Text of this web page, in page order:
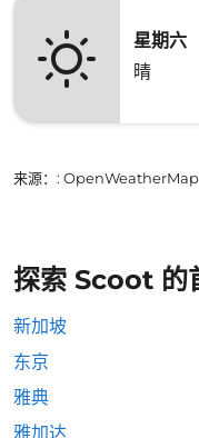
星期六
晴
来源： :
探索 Scoot 的
新加坡
东京
雅典
雅加达